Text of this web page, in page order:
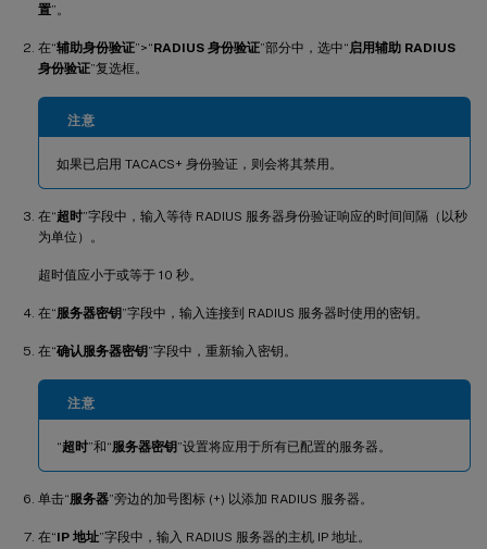
置”。
在“辅助身份验证”>“RADIUS 身份验证”部分中，选中“ 启用辅助 RADIUS
身份验证”复选框。
注意
如果已启用 TACACS+ 身份验证，则会将其禁用。
在“超时”字段中，输入等待 RADIUS 服务器身份验证响应的时间间隔（以秒
为单位）。
超时值应小于或等于 10 秒。
在“服务器密钥”字段中，输入连接到 RADIUS 服务器时使用的密钥。
在“确认服务器密钥”字段中，重新输入密钥。
注意
“超时”和“服务器密钥”设置将应用于所有已配置的服务器。
单击“服务器”旁边的加号图标 (+) 以添加 RADIUS 服务器。
在“IP 地址”字段中，输入 RADIUS 服务器的主机 IP 地址。